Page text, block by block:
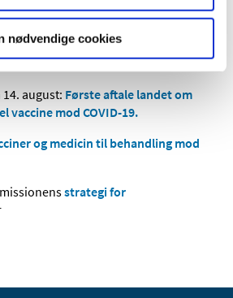
nødvendige cookies
COVID-19-vaccineaftale alene.
21. september:Endnu en aftale om
vaccine mod COVID-19.
august: Første aftale landet om
vaccine mod COVID-19.
og medicin til behandling mod
strategi for